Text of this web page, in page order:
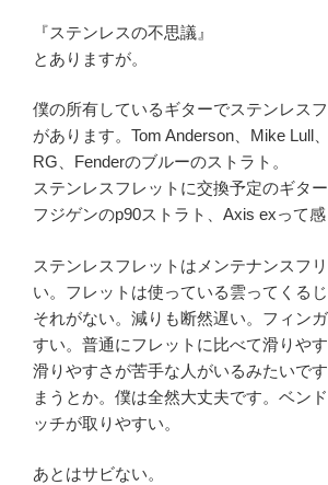
『ステンレスの不思議』
とありますが。
僕の所有しているギターでステンレス
があります。Tom Anderson、Mike Lull
RG、Fenderのブルーのストラト。
ステンレスフレットに交換予定のギター
フジゲンのp90ストラト、Axis exって感
ステンレスフレットはメンテナンスフ
い。フレットは使っている雲ってくる
それがない。減りも断然遅い。フィン
すい。普通にフレットに比べて滑りや
滑りやすさが苦手な人がいるみたいで
まうとか。僕は全然大丈夫です。ベン
ッチが取りやすい。
あとはサビない。